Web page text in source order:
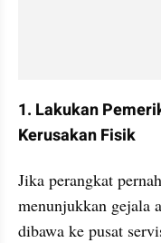
1. Lakukan
Kerusakan Fisik
Jika perangkat
menunjukkan gejala
dibawa ke pusat